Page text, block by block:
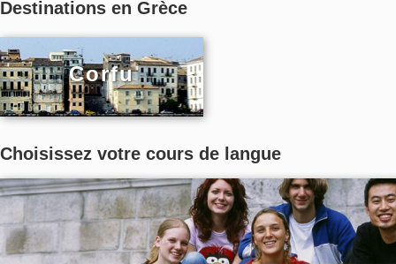
Destinations en Grèce
Corfu
Choisissez votre cours de langue